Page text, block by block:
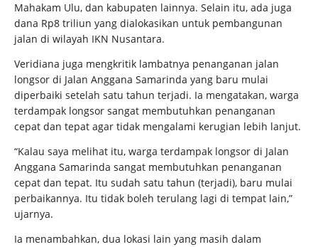
Mahakam Ulu, dan kabupaten lainnya. Selain itu, ada juga
dana Rp8 triliun yang dialokasikan untuk pembangunan
jalan di wilayah IKN Nusantara.
Veridiana juga mengkritik lambatnya penanganan jalan
longsor di Jalan Anggana Samarinda yang baru mulai
diperbaiki setelah satu tahun terjadi. Ia mengatakan, warga
terdampak longsor sangat membutuhkan penanganan
cepat dan tepat agar tidak mengalami kerugian lebih lanjut.
“Kalau saya melihat itu, warga terdampak longsor di Jalan
Anggana Samarinda sangat membutuhkan penanganan
cepat dan tepat. Itu sudah satu tahun (terjadi), baru mulai
perbaikannya. Itu tidak boleh terulang lagi di tempat lain,”
ujarnya.
Ia menambahkan, dua lokasi lain yang masih dalam